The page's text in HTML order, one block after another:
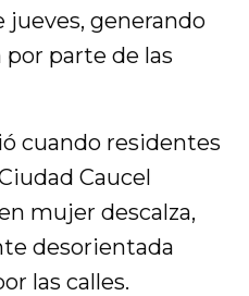
jueves, generando
parte de las
cuando residentes
Caucel
mujer descalza,
desorientada
las calles.